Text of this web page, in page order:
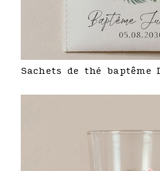
Sachets de thé baptême